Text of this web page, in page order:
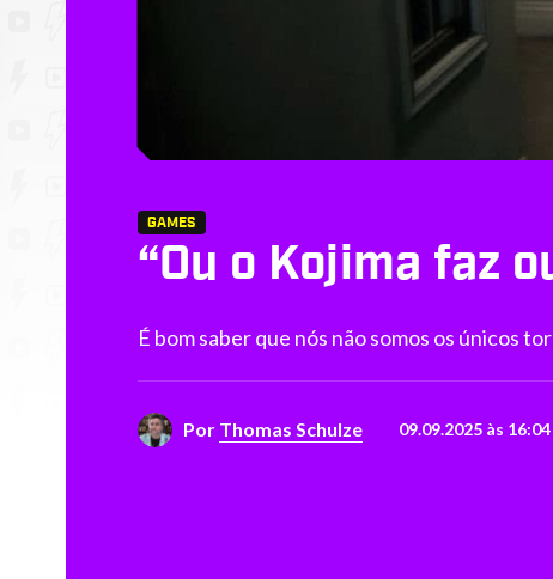
GAMES
“Ou o Kojima faz
É bom saber que nós não somos os únicos
Por Thomas Schulze 09.09.2025 às 16:04